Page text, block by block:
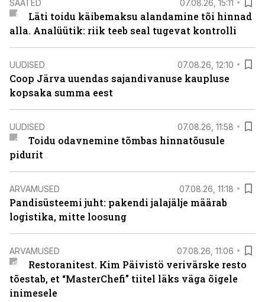
SAATED 07.08.26, 15:11
Läti toidu käibemaksu alandamine tõi hinnad
alla. Analüütik: riik teeb seal tugevat kontrolli
UUDISED 07.08.26, 12:10
Coop Järva uuendas sajandivanuse kaupluse
kopsaka summa eest
UUDISED 07.08.26, 11:58
Toidu odavnemine tõmbas hinnatõusule
pidurit
ARVAMUSED 07.08.26, 11:18
Pandisüsteemi juht: pakendi jalajälje määrab
logistika, mitte loosung
ARVAMUSED 07.08.26, 11:06
Restoranitest. Kim Päivistö verivärske resto
tõestab, et “MasterChefi” tiitel läks väga õigele
inimesele